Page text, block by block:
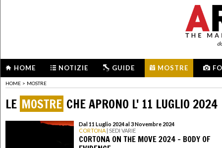
HOME NOTIZIE GUIDE MOSTRE
HOME > MOSTRE
LE MOSTRE CHE APRONO L' 11 LUGLIO 2024
Dal 11 Luglio 2024 al 3 Novembre 2024
CORTONA | SEDI VARIE
CORTONA ON THE MOVE 2024 - BODY OF